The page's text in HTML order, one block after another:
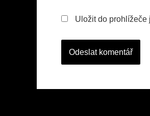
Uložit do prohlížeče